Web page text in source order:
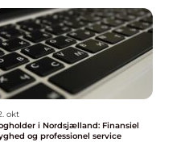
okt
i Nordsjælland: Finansiel
og professionel service